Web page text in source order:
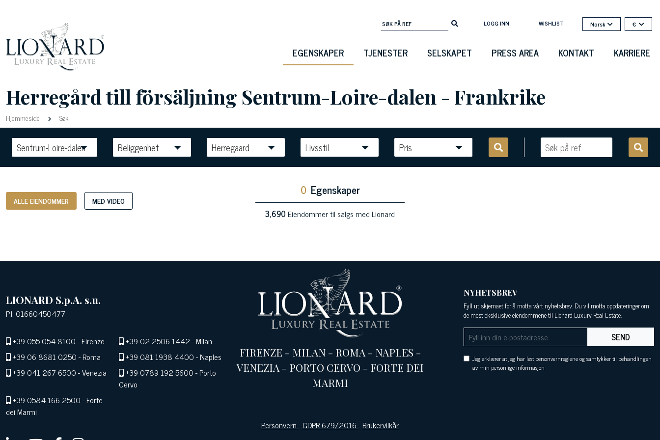
LOGG INN WISHLIST Norsk €
EGENSKAPER TJENESTER SELSKAPET PRESS AREA KONTAKT KARRIERE
Herregård till försäljning Sentrum-Loire-dalen - Frankrike
Hjemmeside Søk
Sentrum-Loire-dalen Beliggenhet Herregaard Livsstil Pris
ALLE EIENDOMMER MED VIDEO
0 Egenskaper
3,690Eiendommer til salgs med Lionard
LIONARD S.p.A. s.u.
P.I. 01660450477
+39 055 054 8100- Firenze +39 02 2506 1442- Milan
+39 06 8681 0250- Roma +39 081 1938 4400- Naples
+39 041 267 6500- Venezia +39 0789 192 5600- Porto
Cervo
+39 0584 166 2500- Forte
dei Marmi
FIRENZE - MILAN- ROMA - NAPLES -
VENEZIA - PORTO CERVO - FORTE DEI
MARMI
Personvern-GDPR 679/2016-Brukervilkår
NYHETSBREV
Fyll ut skjemaet for å motta vårt nyhetsbrev. Du vil motta oppdateringer om
de mest eksklusive eiendommene til Lionard Luxury Real Estate.
SEND
Jeg erklærer at jeg har lest personvernreglene og samtykker til behandlingen
av min personlige informasjon